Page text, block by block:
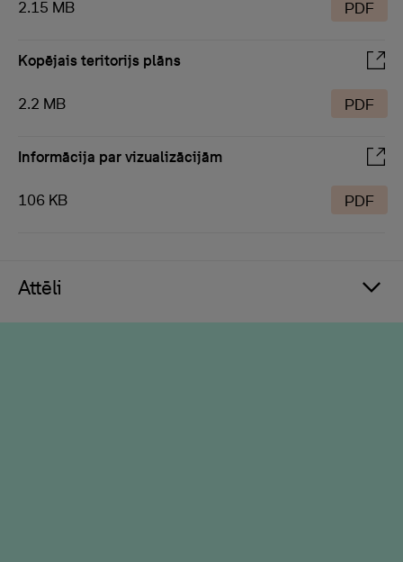
2.15 MB PDF
Kopējais teritorijs plāns
2.2 MB PDF
Informācija par vizualizācijām
106 KB PDF
Attēli